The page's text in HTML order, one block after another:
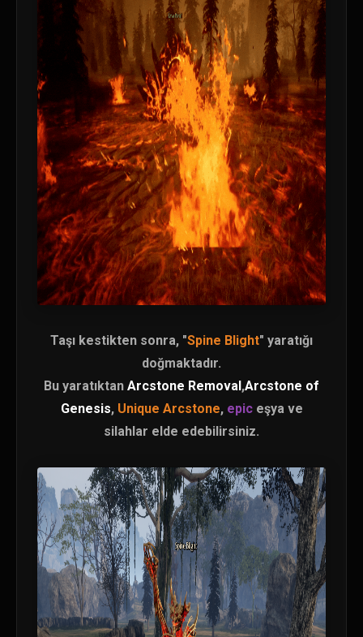
Taşı kestikten sonra, "Spine Blight" yaratığı
doğmaktadır.
Bu yaratıktan Arcstone Removal ,Arcstone of
Genesis, Unique Arcstone, epic eşya ve
silahlar elde edebilirsiniz.